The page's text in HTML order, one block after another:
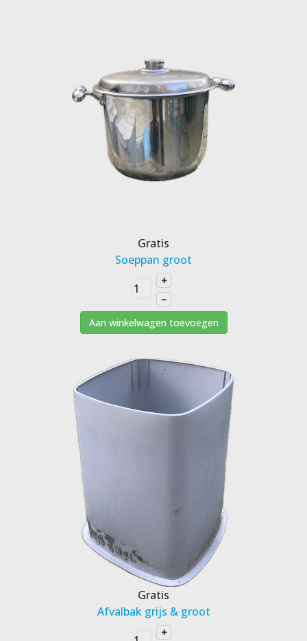
Gratis
Soeppan groot
+
–
Aan winkelwagen toevoegen
Gratis
Afvalbak grijs & groot
+